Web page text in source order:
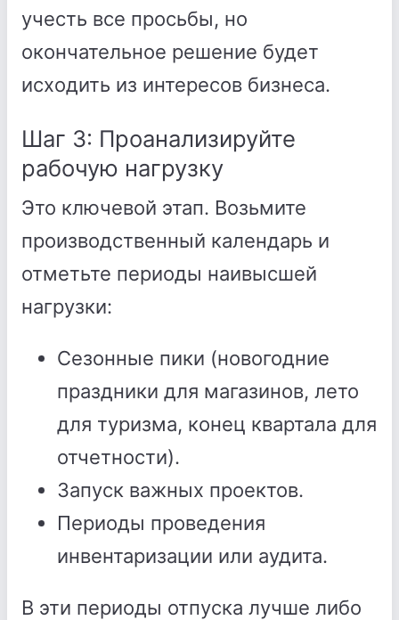
учесть все просьбы, но
окончательное решение будет
исходить из интересов бизнеса.
Шаг 3: Проанализируйте
рабочую нагрузку
Это ключевой этап. Возьмите
производственный календарь и
отметьте периоды наивысшей
нагрузки:
Сезонные пики (новогодние
праздники для магазинов, лето
для туризма, конец квартала для
отчетности).
Запуск важных проектов.
Периоды проведения
инвентаризации или аудита.
В эти периоды отпуска лучше либо